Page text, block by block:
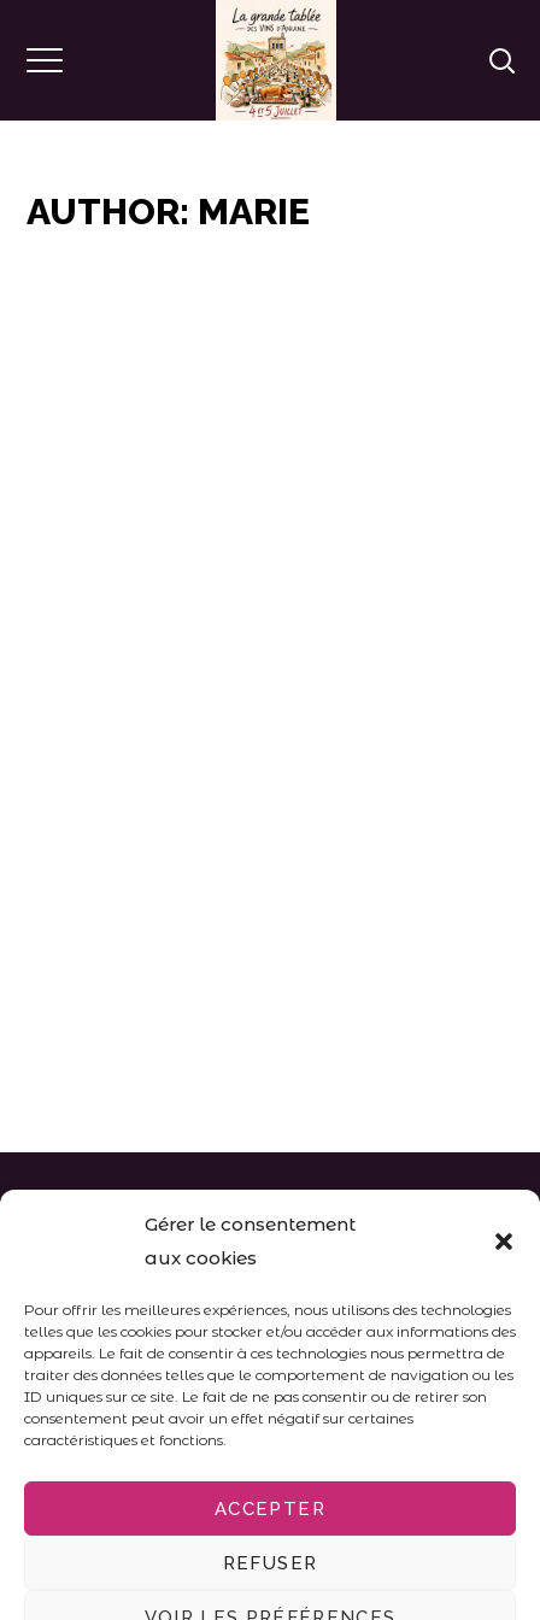
Gérer le consentement
aux cookies
Pour offrir les meilleures expériences, nous utilisons des technologies
telles que les cookies pour stocker et/ou accéder aux informations des
appareils. Le fait de consentir à ces technologies nous permettra de
traiter des données telles que le comportement de navigation ou les
ID uniques sur ce site. Le fait de ne pas consentir ou de retirer son
consentement peut avoir un effet négatif sur certaines
caractéristiques et fonctions.
ACCEPTER
REFUSER
AUTHOR: MARIE
Informations
Our partners
Legal notices